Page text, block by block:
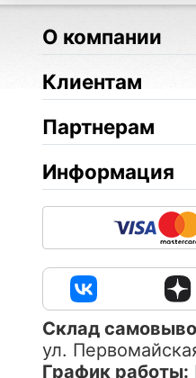
О компании
Клиентам
Партнерам
Информация
Cклад
ул.
График работы: